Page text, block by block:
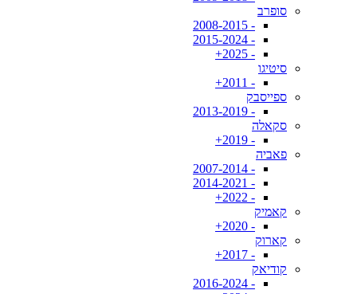
סופרב
- 2008-2015
- 2015-2024
- 2025+
סיטיגו
- 2011+
ספייסבק
- 2013-2019
סקאלה
- 2019+
פאביה
- 2007-2014
- 2014-2021
- 2022+
קאמיק
- 2020+
קארוק
- 2017+
קודיאק
- 2016-2024